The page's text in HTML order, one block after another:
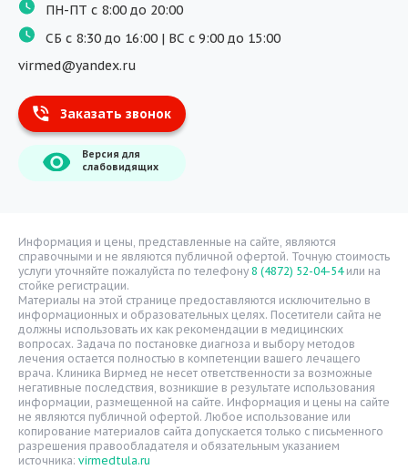
ДМС
Массаж
Тест на хеликобактер
Информация
О компании
Расписание врачей
Надзорные органы
Статьи
Вопрос-ответ
Видео
Вакансии
Карта сайта
Контакты
ПН-ПТ с 8:00 до 20:00
СБ с 8:30 до 16:00 | ВС с 9:00 до 15:00
virmed@yandex.ru
Заказать звонок
Версия для
слабовидящих
Информация и цены, представленные на сайте, являются
справочными и не являются публичной офертой. Точную стоимость
услуги уточняйте пожалуйста по телефону 8 (4872) 52-04-54или на
стойке регистрации.
Материалы на этой странице предоставляются исключительно в
информационных и образовательных целях. Посетители сайта не
должны использовать их как рекомендации в медицинских
вопросах. Задача по постановке диагноза и выбору методов
лечения остается полностью в компетенции вашего лечащего
врача. Клиника Вирмед не несет ответственности за возможные
негативные последствия, возникшие в результате использования
информации, размещенной на сайте. Информация и цены на сайте
не являются публичной офертой. Любое использование или
копирование материалов сайта допускается только с письменного
разрешения правообладателя и обязательным указанием
источника: virmedtula.ru